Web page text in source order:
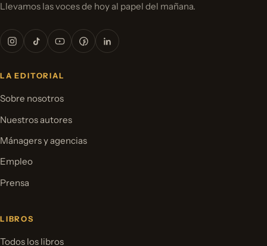
Llevamos las voces de hoy al papel del mañana.
LA EDITORIAL
Sobre nosotros
Nuestros autores
Mánagers y agencias
Empleo
Prensa
LIBROS
Todos los libros